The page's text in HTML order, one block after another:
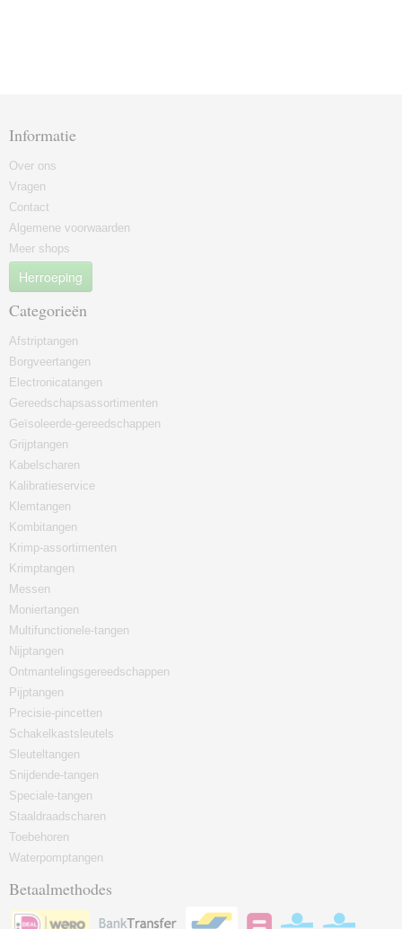
Informatie
Over ons
Vragen
Contact
Algemene voorwaarden
Meer shops
Herroeping
Categorieën
Afstriptangen
Borgveertangen
Electronicatangen
Gereedschapsassortimenten
Geïsoleerde-gereedschappen
Grijptangen
Kabelscharen
Kalibratieservice
Klemtangen
Kombitangen
Krimp-assortimenten
Krimptangen
Messen
Moniertangen
Multifunctionele-tangen
Nijptangen
Ontmantelingsgereedschappen
Pijptangen
Precisie-pincetten
Schakelkastsleutels
Sleuteltangen
Snijdende-tangen
Speciale-tangen
Staaldraadscharen
Toebehoren
Waterpomptangen
Betaalmethodes